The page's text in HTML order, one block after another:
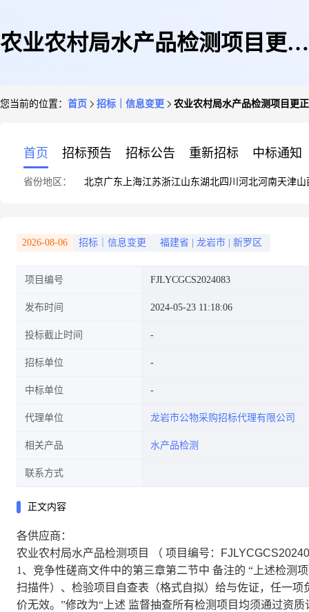
农业农村局水产品检测项目更正
您当前的位置： 首页 招标｜信息变更 农业农村局水产品检测项目更
首页 招标预告 招标公告 重新招标 中标通知
省份地区： 北京广东 上海江苏浙江山东湖北四川 河北河南天津山
2026-08-06 招标｜信息变更 福建省 龙岩市 新罗区
项目编号 FJLYCGCS2024083
发布时间 2024-05-23 11:18:06
投标截止时间
招标单位
中标单位
代理单位 龙岩市公物采购招标代理有限公司
相关产品 水产品检测
联系方式
正文内容
各供应商：
农业农村局水产品检测项目
（ 项目编号：
1、竞争性磋商文件中的第三章第二节中 备注的 “上述检测
扫描件）、检验项目自查表（格式自拟）给与佐证，任一
价无效。”修改为“上述 监督抽查所有检测项目均须通过资质